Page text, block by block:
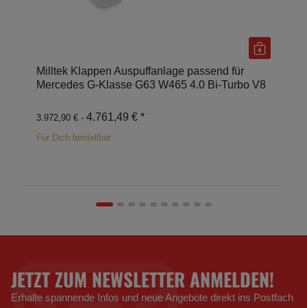
Milltek Klappen Auspuffanlage passend für
Mercedes G-Klasse G63 W465 4.0 Bi-Turbo V8
3.972,90 € - 4.761,49 € *
Für Dich bestellbar
JETZT ZUM NEWSLETTER ANMELDEN!
Erhalte spannende Infos und neue Angebote direkt ins Postfach